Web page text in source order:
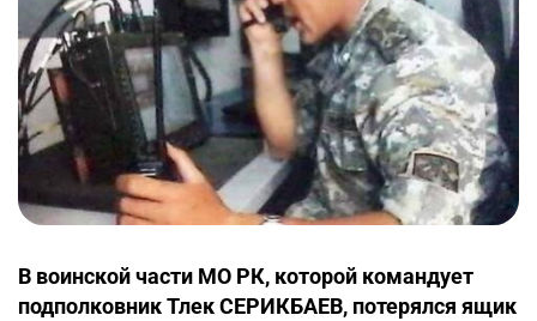
В воинской части МО РК, которой командует
подполковник Тлек СЕРИКБАЕВ, потерялся ящик